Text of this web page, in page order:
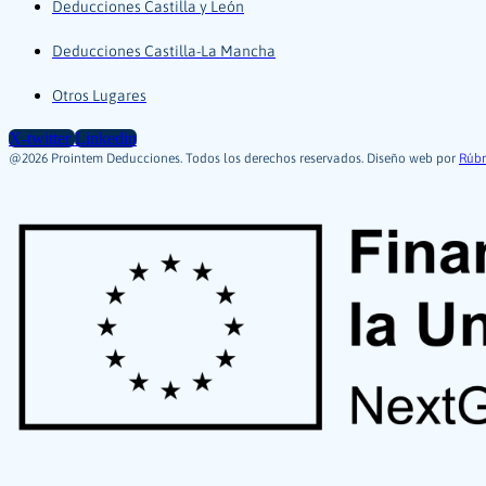
Deducciones Castilla y León
Deducciones Castilla-La Mancha
Otros Lugares
X-twitter Linkedin
@2026 Prointem Deducciones. Todos los derechos reservados. Diseño web por